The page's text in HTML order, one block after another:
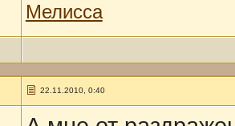
Мелисса
22.11.2010, 0:40